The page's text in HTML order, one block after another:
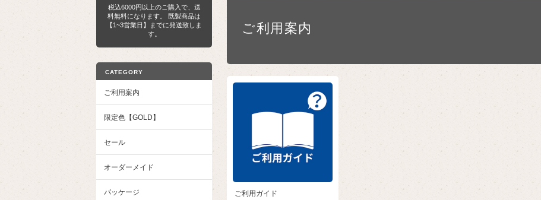
ご利用案内
ご利用ガイド
税込6000円以上のご購入で、送
料無料になります。 既製商品は
【1~3営業日】までに発送致しま
す。
CATEGORY
ご利用案内
限定色【GOLD】
セール
オーダーメイド
パッケージ